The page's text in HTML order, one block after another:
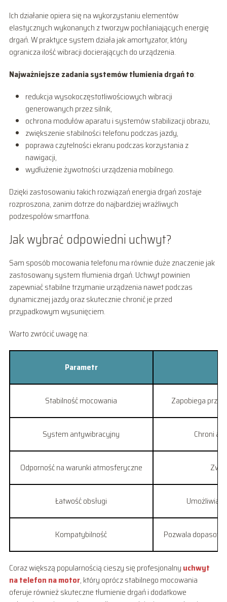
Ich działanie opiera się na wykorzystaniu elementów
elastycznych wykonanych z tworzyw pochłaniających energię
drgań. W praktyce system działa jak amortyzator, który
ogranicza ilość wibracji docierających do urządzenia.
Najważniejsze zadania systemów tłumienia drgań to:
redukcja wysokoczęstotliwościowych wibracji
generowanych przez silnik,
ochrona modułów aparatu i systemów stabilizacji obrazu,
zwiększenie stabilności telefonu podczas jazdy,
poprawa czytelności ekranu podczas korzystania z
nawigacji,
wydłużenie żywotności urządzenia mobilnego.
Dzięki zastosowaniu takich rozwiązań energia drgań zostaje
rozproszona, zanim dotrze do najbardziej wrażliwych
podzespołów smartfona.
Jak wybrać odpowiedni uchwyt?
Sam sposób mocowania telefonu ma równie duże znaczenie jak
zastosowany system tłumienia drgań. Uchwyt powinien
zapewniać stabilne trzymanie urządzenia nawet podczas
dynamicznej jazdy oraz skutecznie chronić je przed
przypadkowym wysunięciem.
Warto zwrócić uwagę na:
Parametr
Stabilność mocowania Zapobiega
System antywibracyjny Chroni
Odporność na warunki atmosferyczne
Łatwość obsługi Umożliwia
Kompatybilność Pozwala
Coraz większą popularnością cieszy się profesjonalny uchwyt
na telefon na motor, który oprócz stabilnego mocowania
oferuje również skuteczne tłumienie drgań i dodatkowe